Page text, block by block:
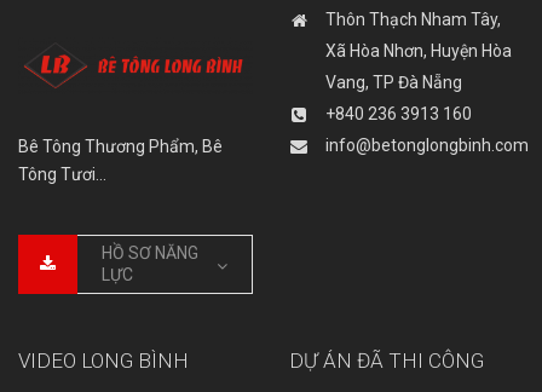
Bê Tông Thương Phẩm, Bê
Tông Tươi…
HỒ SƠ NĂNG
LỰC
Thôn Thạch Nham Tây,
Xã Hòa Nhơn, Huyện Hòa
Vang, TP Đà Nẵng
+840 236 3913 160
info@betonglongbinh.com
VIDEO LONG BÌNH DỰ ÁN ĐÃ THI CÔNG